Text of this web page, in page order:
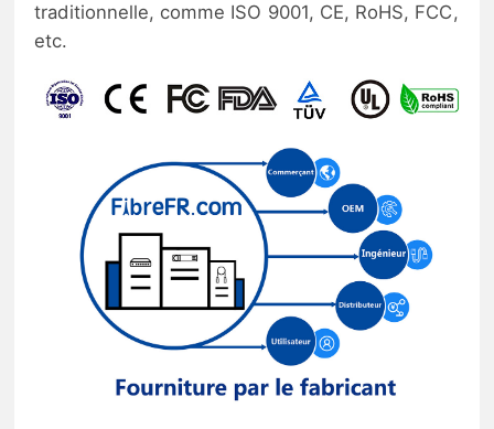
traditionnelle, comme ISO 9001, CE, RoHS, FCC,
etc.